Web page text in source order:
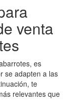
venta
es
se adapten a las
te
relevantes que